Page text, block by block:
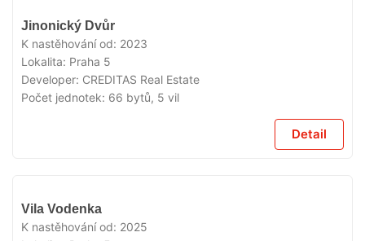
Jinonický Dvůr
K nastěhování od: 2023
Lokalita: Praha 5
Developer: CREDITAS Real Estate
Počet jednotek: 66 bytů, 5 vil
Detail
Vila Vodenka
K nastěhování od: 2025